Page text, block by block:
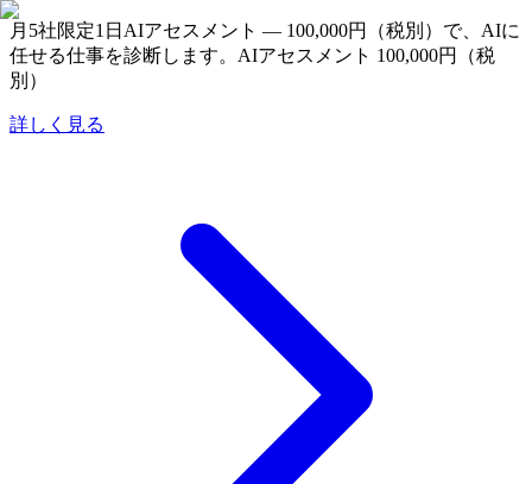
月5社限定1日AIアセスメント — 100,000円（税別）で、AIに
任せる仕事を診断します。 AIアセスメント 100,000円（税
別）
詳しく見る